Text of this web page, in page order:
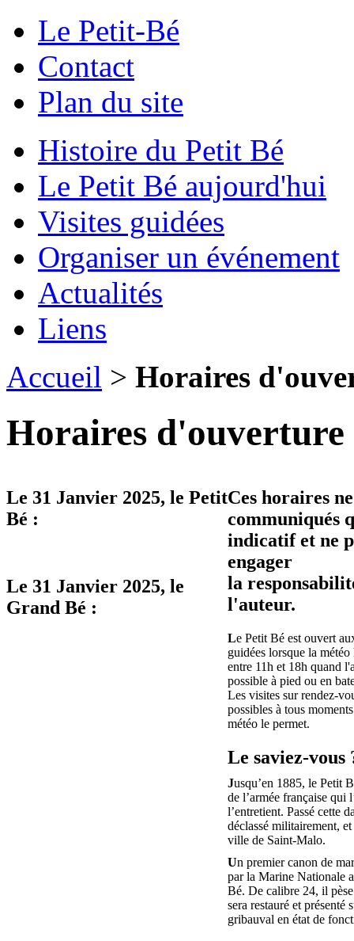
Le Petit-Bé
Contact
Plan du site
Histoire du Petit Bé
Le Petit Bé aujourd'hui
Visites guidées
Organiser un événement
Actualités
Liens
Accueil > Horaires
Horaires d'ouverture
Le 31 Janvier 2025, le Petit
Bé :
Le 31 Janvier 2025, le
Grand Bé :
Ces horaires
communiqués
indicatif et ne
engager
la
l'auteur.
Le Petit Bé est ouvert
guidées lorsque la météo
entre 11h et 18h quand
possible à pied ou en
Les visites sur rendez-
possibles à tous
météo le permet.
Le saviez-vous
Jusqu’en 1885, le Petit
de l’armée française qui
l’entretient. Passé cette
déclassé militairement,
ville de Saint-Malo.
Un premier canon de
par la Marine Nationale
Bé. De calibre 24, il
sera restauré et présenté
gribauval en état de